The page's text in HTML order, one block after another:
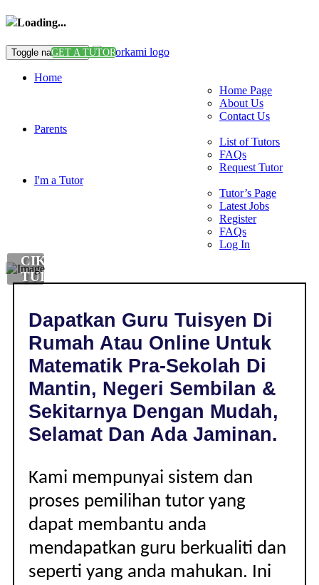
Loading...
Toggle navigationGET A TUTOR
Home
Home Page
About Us
Contact Us
Parents
List of Tutors
FAQs
Request Tutor
I'm a Tutor
Tutor’s Page
Latest Jobs
Register
FAQs
Log In
CIKGU
TUISYEN
MANTIN,
NEGERI
PRA-
SEKOLAH
Dapatkan Guru Tuisyen Di
Rumah Atau Online Untuk
Matematik Pra-Sekolah Di
Mantin, Negeri Sembilan &
Sekitarnya Dengan Mudah,
Selamat Dan Ada Jaminan.
Kami mempunyai sistem dan
proses pemilihan tutor yang
dapat membantu anda
mendapatkan guru berkualiti dan
seperti yang anda mahukan. Ini